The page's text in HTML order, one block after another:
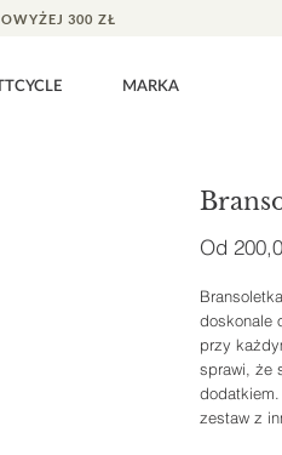
300 ZŁ
MARKA
Od
doskonale
przy
sprawi, że
zestaw z